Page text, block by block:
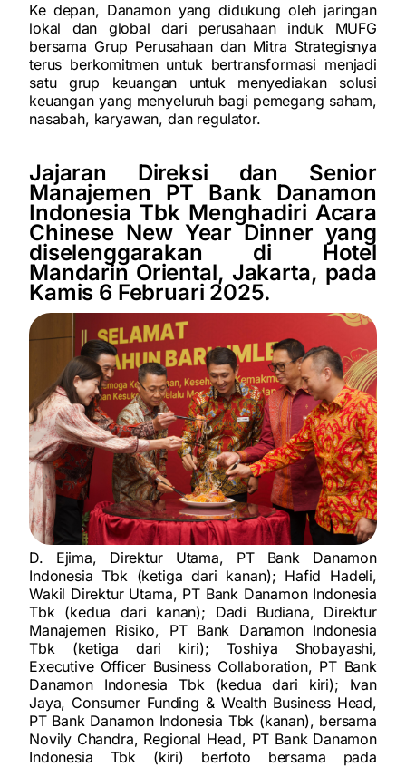
Ke depan, Danamon yang didukung oleh jaringan
lokal dan global dari perusahaan induk MUFG
bersama Grup Perusahaan dan Mitra Strategisnya
terus berkomitmen untuk bertransformasi menjadi
satu grup keuangan untuk menyediakan solusi
keuangan yang menyeluruh bagi pemegang saham,
nasabah, karyawan, dan regulator.
Jajaran Direksi dan Senior
Manajemen PT Bank Danamon
Indonesia Tbk Menghadiri Acara
Chinese New Year Dinner yang
diselenggarakan di Hotel
Mandarin Oriental, Jakarta, pada
Kamis 6 Februari 2025.
D. Ejima, Direktur Utama, PT Bank Danamon
Indonesia Tbk (ketiga dari kanan); Hafid Hadeli,
Wakil Direktur Utama, PT Bank Danamon Indonesia
Tbk (kedua dari kanan); Dadi Budiana, Direktur
Manajemen Risiko, PT Bank Danamon Indonesia
Tbk (ketiga dari kiri); Toshiya Shobayashi,
Executive Officer Business Collaboration, PT Bank
Danamon Indonesia Tbk (kedua dari kiri); Ivan
Jaya, Consumer Funding & Wealth Business Head,
PT Bank Danamon Indonesia Tbk (kanan), bersama
Novily Chandra, Regional Head, PT Bank Danamon
Indonesia Tbk (kiri) berfoto bersama pada